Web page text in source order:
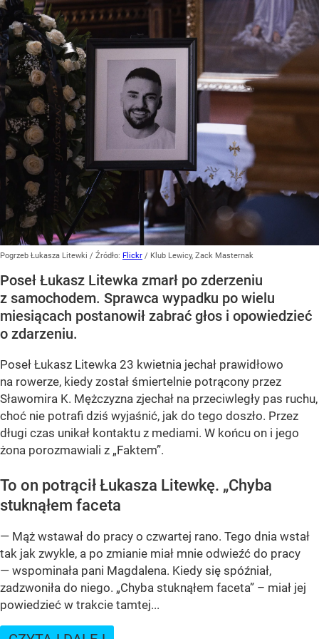
Pogrzeb Łukasza Litewki / Źródło: Flickr / Klub Lewicy, Zack Masternak
Poseł Łukasz Litewka zmarł po zderzeniu
z samochodem. Sprawca wypadku po wielu
miesiącach postanowił zabrać głos i opowiedzieć
o zdarzeniu.
Poseł Łukasz Litewka 23 kwietnia jechał prawidłowo
na rowerze, kiedy został śmiertelnie potrącony przez
Sławomira K. Mężczyzna zjechał na przeciwległy pas ruchu,
choć nie potrafi dziś wyjaśnić, jak do tego doszło. Przez
długi czas unikał kontaktu z mediami. W końcu on i jego
żona porozmawiali z „Faktem”.
To on potrącił Łukasza Litewkę. „Chyba
stuknąłem faceta
— Mąż wstawał do pracy o czwartej rano. Tego dnia wstał
tak jak zwykle, a po zmianie miał mnie odwieźć do pracy
— wspominała pani Magdalena. Kiedy się spóźniał,
zadzwoniła do niego. „Chyba stuknąłem faceta” – miał jej
powiedzieć w trakcie tamtej...